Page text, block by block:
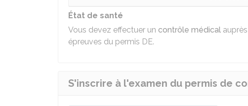
État de santé
Vous devez effectuer un contrôle médical
épreuves du permis DE.
S'inscrire à l'examen du permis de